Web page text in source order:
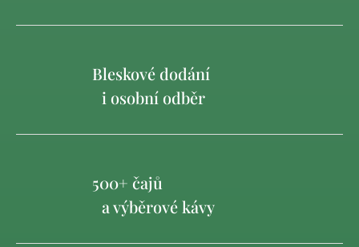
Bleskové dodání
i osobní odběr
500+ čajů
a výběrové kávy